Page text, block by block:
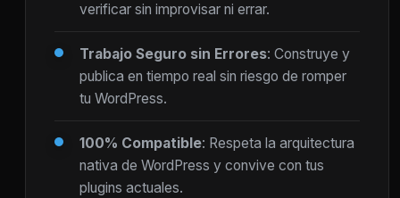
verificar sin improvisar ni errar.
Trabajo Seguro sin Errores: Construye y
publica en tiempo real sin riesgo de romper
tu WordPress.
100% Compatible: Respeta la arquitectura
nativa de WordPress y convive con tus
plugins actuales.